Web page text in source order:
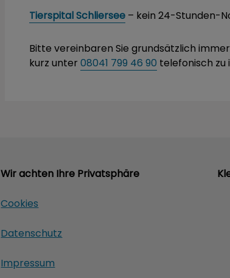
Tierspital Schliersee – kein 24-Stunden-
Bitte vereinbaren Sie grundsätzlich
kurz unter 08041 799 46 90 telefonisch zu
Wir achten Ihre Privatsphäre
Cookies
Datenschutz
Impressum